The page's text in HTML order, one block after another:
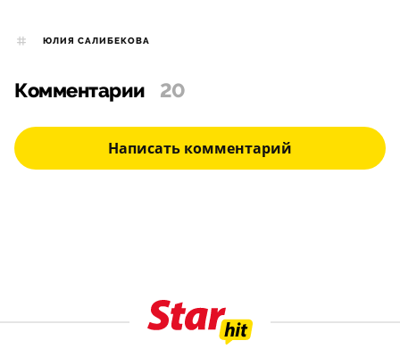
ЮЛИЯ САЛИБЕКОВА
Комментарии 20
Написать комментарий